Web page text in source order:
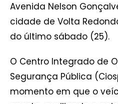
Avenida Nelson
cidade de Volta
do último sábado (25).
O Centro Integrado de
Segurança Pública
momento em que o